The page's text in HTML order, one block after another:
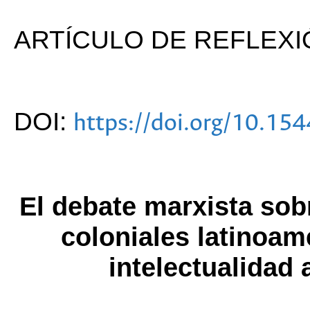
ARTÍCULO DE
DOI: https://doi.org/
El debate marxista
coloniales
intelectualidad